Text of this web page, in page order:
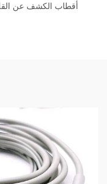
أقطاب الكشف عن